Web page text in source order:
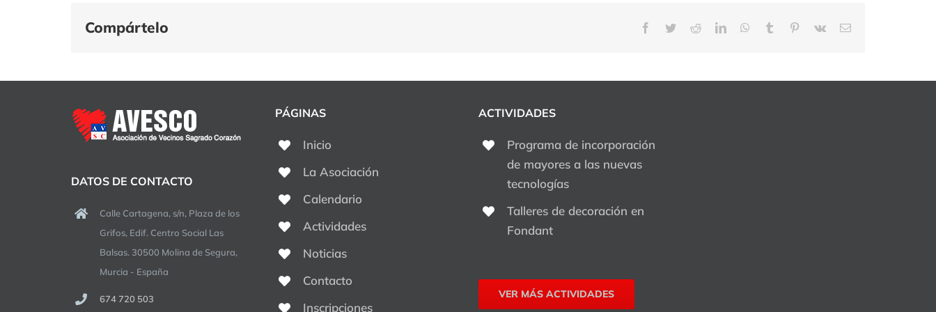
Compártelo Facebook
TwitterRedditLinkedInWhatsApp
Tumblr Pinterest
Vk
Correo
DATOS DE CONTACTO
Calle Cartagena, s/n, Plaza de los
Grifos, Edif. Centro Social Las
Balsas. 30500 Molina de Segura,
Murcia - España
674 720 503
PÁGINAS
Inicio
La Asociación
Calendario
Actividades
Noticias
Contacto
Inscripciones
ACTIVIDADES
Programa de incorporación
de mayores a las nuevas
tecnologías
Talleres de decoración en
Fondant
VER MÁS ACTIVIDADES